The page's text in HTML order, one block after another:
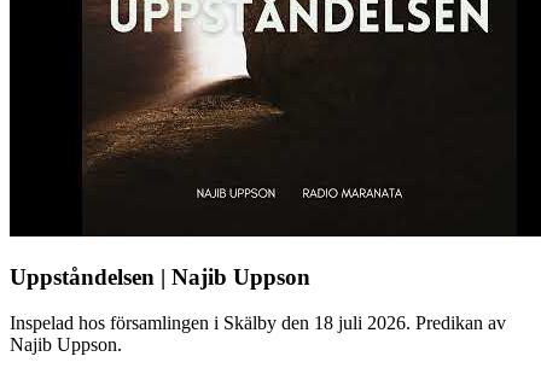
Uppståndelsen | Najib Uppson
Inspelad hos församlingen i Skälby den 18 juli 2026. Predikan av
Najib Uppson.